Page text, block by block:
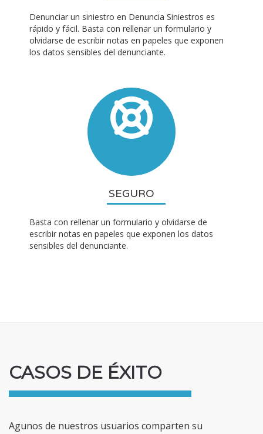
Denunciar un siniestro en Denuncia Siniestros es
rápido y fácil. Basta con rellenar un formulario y
olvidarse de escribir notas en papeles que exponen
los datos sensibles del denunciante.
SEGURO
Basta con rellenar un formulario y olvidarse de
escribir notas en papeles que exponen los datos
sensibles del denunciante.
CASOS DE ÉXITO
Agunos de nuestros usuarios comparten su